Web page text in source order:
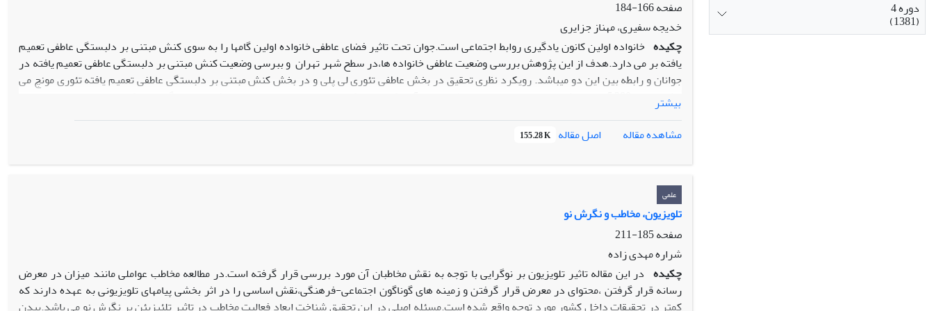
صفحه166-184
خدیجه سفیری، مهناز جزایری
چکیده خانواده اولین کانون یادگیری روابط اجتماعی است.جوان تحت تاثیر فضای عاطفی خانواده اولین گامها را به سوی کنش مبتنی بر دلبستگی عاطفی تعمیم
یافته بر می دارد.هدف از این پژوهش بررسی وضعیت عاطفی خانواده ها،در سطح شهر تهران و ببرسی وضعیت کنش مبتنی بر دلبستگی عاطفی تعمیم یافته در
جوانان و رابطه بین این دو میباشد. رویکرد نظری تحقیق در بخش عاطفی تئوری لی پلی و در بخش کنش مبتنی بر دلبستگی عاطفی تعمیم یافته تئوری مونچ می
شدند.وشعیت عاطفی به وسیله چهار معرف:احترام،احساس لذت،گرمی روابط و انتقال محبت،سنجش و معرف های کنش مبتنی بر دلبستگی عاطفی تعمیم یافته
عبارت بودند از "وفاداری،وابستگی عاطفی و تعهد تعمیم یافته. نتایج تحقیق نشان داد اکثر جوانان از وضعیت عاطفی خانواده خود راضی بودند.در این میان فضای
عاطفی بر ای پسران بیش از دختران بود و از طرفی وضعیت کنش مبتنی بر دلبستگی عاطفی تعمیم یافته جوانان در حد متوسط بوده و در این میان دختران نسبت
به پسران از کنش مبتنی بر دلبستگی عاطفی تعمیم یافته بیشتری برخوردار بودند.
بیشتر
مشاهده مقاله
اصل مقاله 155.28 K
علمی
تلویزیون، مخاطب و نگرش نو
صفحه185-211
شراره مهدی زاده
چکیده در این مقاله تاثیر تلویزیون بر نوگرایی با توجه به نقش مخاطبان آن مورد بررسی قرار گرفته است.در مطالعه مخاطب عواملی مانند میزان در معرض
رسانه قرار گرفتن ،محتوای در معرض قرار گرفتن و زمینه های گوناگون اجتماعی-فرهنگی،نقش اساسی را در اثر بخشی پیامهای تلویزیونی به عهده دارند که
دوره 4
(1381)